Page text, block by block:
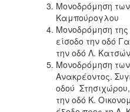
Μονοδρόμηση
Καμπούρογλου
Μονοδρόμηση
είσοδο την οδό
την οδό Λ.
Μονοδρόμηση
Ανακρέοντος.
οδού
την οδό Κ.